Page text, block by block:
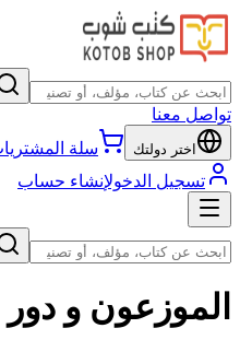
تواصل معنا
اختر دولتك
سلة
تسجيل الدخولإنشاء حساب
الموزعون و دور